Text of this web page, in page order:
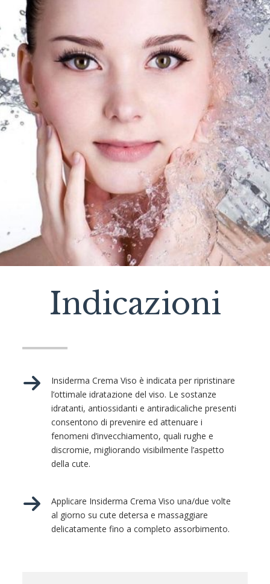
Indicazioni
Insiderma Crema Viso è indicata per ripristinare
l’ottimale idratazione del viso. Le sostanze
idratanti, antiossidanti e antiradicaliche presenti
consentono di prevenire ed attenuare i
fenomeni d’invecchiamento, quali rughe e
discromie, migliorando visibilmente l’aspetto
della cute.
Applicare Insiderma Crema Viso una/due volte
al giorno su cute detersa e massaggiare
delicatamente fino a completo assorbimento.